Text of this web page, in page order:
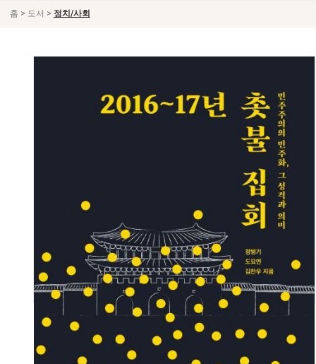
홈 > 도서 > 정치/사회